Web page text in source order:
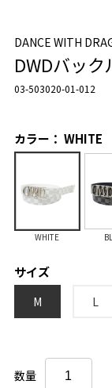
DANCE WITH
DWDバッ
03-503020-01-012
カラー： WHITE
WHITE
サイズ
M L
数量